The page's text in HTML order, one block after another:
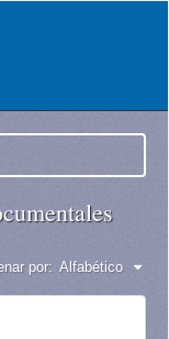
por: Alfabético